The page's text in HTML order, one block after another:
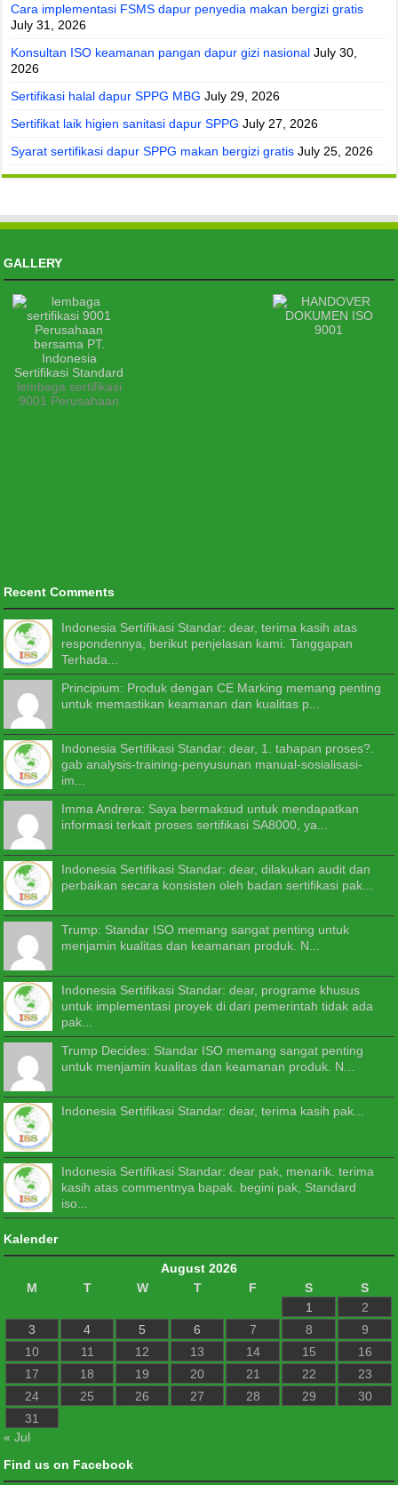
Cara implementasi FSMS dapur penyedia makan bergizi gratis
July 31, 2026
Konsultan ISO keamanan pangan dapur gizi nasional July 30,
2026
Sertifikasi halal dapur SPPG MBG July 29, 2026
Sertifikat laik higien sanitasi dapur SPPG July 27, 2026
Syarat sertifikasi dapur SPPG makan bergizi gratis July 25, 2026
GALLERY
lembaga sertifikasi
9001 Perusahaan
Recent Comments
Indonesia Sertifikasi Standar: dear, terima kasih atas
respondennya, berikut penjelasan kami. Tanggapan
Terhada...
Principium: Produk dengan CE Marking memang penting
untuk memastikan keamanan dan kualitas p...
Indonesia Sertifikasi Standar: dear, 1. tahapan proses?.
gab analysis-training-penyusunan manual-sosialisasi-
im...
Imma Andrera: Saya bermaksud untuk mendapatkan
informasi terkait proses sertifikasi SA8000, ya...
Indonesia Sertifikasi Standar: dear, dilakukan audit dan
perbaikan secara konsisten oleh badan sertifikasi pak...
Trump: Standar ISO memang sangat penting untuk
menjamin kualitas dan keamanan produk. N...
Indonesia Sertifikasi Standar: dear, programe khusus
untuk implementasi proyek di dari pemerintah tidak ada
pak...
Trump Decides: Standar ISO memang sangat penting
untuk menjamin kualitas dan keamanan produk. N...
Indonesia Sertifikasi Standar: dear, terima kasih pak...
Indonesia Sertifikasi Standar: dear pak, menarik. terima
kasih atas commentnya bapak. begini pak, Standard
iso...
Kalender
August 2026
M
T W T F S
S
1
2
3
4 5 6 7 8
9
10
11 12 13 14 15
16
17
18 19 20 21 22
23
24
25 26 27 28 29
30
31
« Jul
Find us on Facebook